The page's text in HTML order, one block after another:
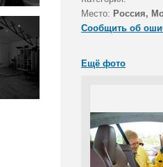
Место: Россия,
Сообщить об
Ещё фото